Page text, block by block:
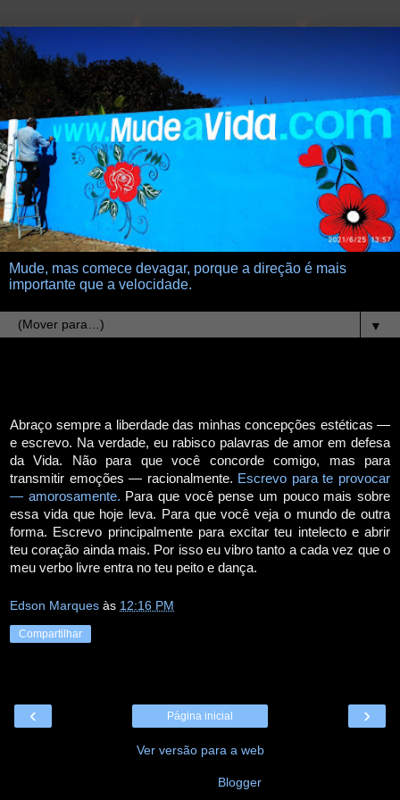
Mude, mas comece devagar, porque a direção é mais
importante que a velocidade.
▼
Abraço sempre a liberdade das minhas concepções estéticas —
e escrevo. Na verdade, eu rabisco palavras de amor em defesa
da Vida. Não para que você concorde comigo, mas para
transmitir emoções — racionalmente. Escrevo para te provocar
— amorosamente. Para que você pense um pouco mais sobre
essa vida que hoje leva. Para que você veja o mundo de outra
forma. Escrevo principalmente para excitar teu intelecto e abrir
teu coração ainda mais. Por isso eu vibro tanto a cada vez que o
meu verbo livre entra no teu peito e dança.
Edson Marques às 12:16 PM
Compartilhar
‹ ›
Página inicial
Ver versão para a web
Blogger.